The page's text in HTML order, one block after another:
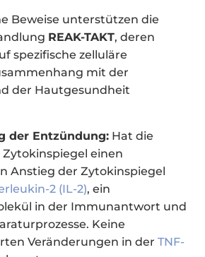
Beweise unterstützen die
REAK-TAKT, deren
spezifische zelluläre
mit der
der Hautgesundheit
der Entzündung: Hat die
Zytokinspiegel einen
Anstieg der Zytokinspiegel
2 (IL-2), ein
in der Immunantwort und
Keine
Veränderungen in derTNF-